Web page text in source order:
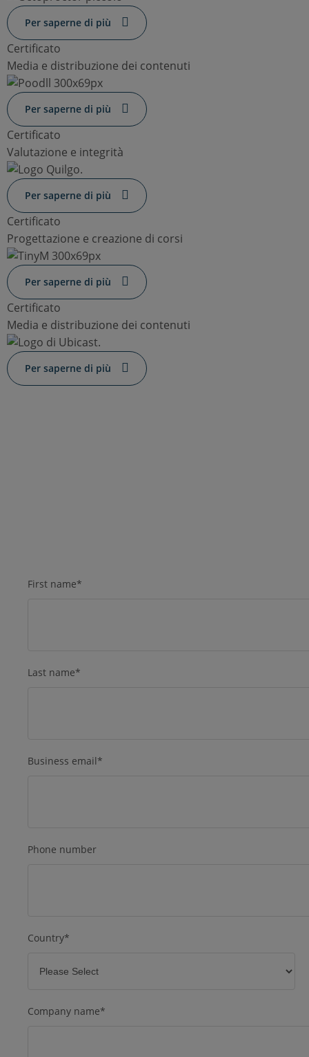
Per saperne di più
Certificato
Media e distribuzione dei contenuti
Per saperne di più
Certificato
Valutazione e integrità
Per saperne di più
Certificato
Progettazione e creazione di corsi
Per saperne di più
Certificato
Media e distribuzione dei contenuti
Per saperne di più
First name*
Last name*
Business email*
Phone number
Country*
Company name*